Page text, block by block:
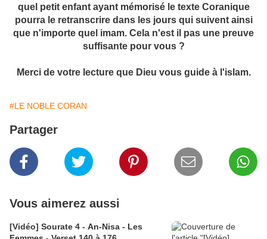
quel petit enfant ayant mémorisé le texte Coranique
pourra le retranscrire dans les jours qui suivent ainsi
que n'importe quel imam. Cela n'est il pas une preuve
suffisante pour vous ?
Merci de votre lecture que Dieu vous guide à l'islam.
#LE NOBLE CORAN
Partager
Vous aimerez aussi
[Vidéo] Sourate 4 - An-Nisa - Les